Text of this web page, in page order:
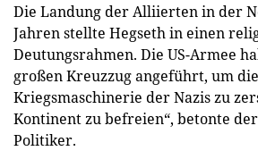
Die Landung der Alliierten in der
Jahren stellte Hegseth in einen
Deutungsrahmen. Die US-Armee
großen Kreuzzug angeführt, um die
Kriegsmaschinerie der Nazis zu
Kontinent zu befreien“, betonte
Politiker.